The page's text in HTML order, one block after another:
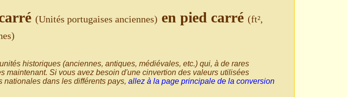
(Unités portugaises anciennes) en pied carré (ft²,
historiques (anciennes, antiques, médiévales, etc.) qui, à de rares
maintenant. Si vous avez besoin d'une cinvertion des valeurs utilisées
dans les différents pays, allez à la page principale de la conversion